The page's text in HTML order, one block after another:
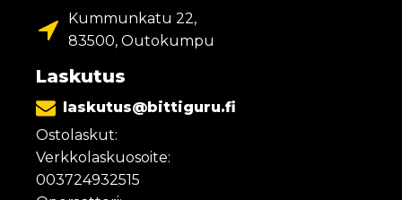
Kummunkatu 22,
83500, Outokumpu
Laskutus
laskutus@bittiguru.fi
Ostolaskut:
Verkkolaskuosoite:
003724932515